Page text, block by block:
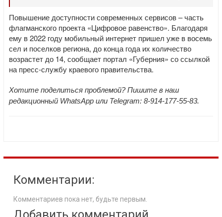
Повышение доступности современных сервисов – часть
флагманского проекта «Цифровое равенство». Благодаря
ему в 2022 году мобильный интернет пришел уже в восемь
сел и поселков региона, до конца года их количество
возрастет до 14, сообщает портал «Губерния» со ссылкой
на пресс-службу краевого правительства.
Хотите поделиться проблемой? Пишите в наш
редакционный WhatsApp или Telegram: 8-914-177-55-83.
Комментарии:
Комментариев пока нет, будьте первым.